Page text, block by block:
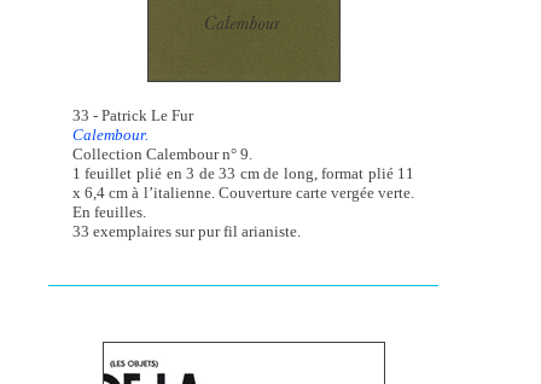
33 - Patrick Le Fur
Calembour.
Collection Calembour n° 9.
1 feuillet plié en 3 de 33 cm de long, format plié 11
x 6,4 cm à l’italienne. Couverture carte vergée verte.
En feuilles.
33 exemplaires sur pur fil arianiste.